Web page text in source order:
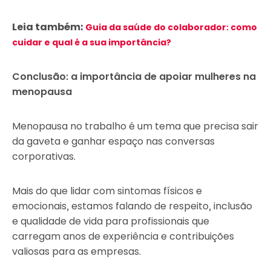
Leia também: Guia da saúde do colaborador: como
cuidar e qual é a sua importância?
Conclusão: a importância de apoiar mulheres na
menopausa
Menopausa no trabalho é um tema que precisa sair
da gaveta e ganhar espaço nas conversas
corporativas.
Mais do que lidar com sintomas físicos e
emocionais, estamos falando de respeito, inclusão
e qualidade de vida para profissionais que
carregam anos de experiência e contribuições
valiosas para as empresas.